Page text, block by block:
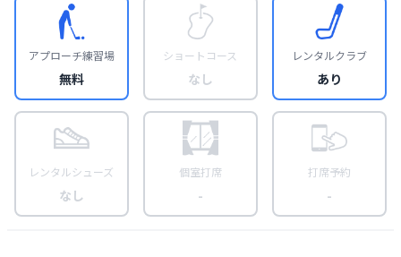
アプローチ練習場
無料
ショートコース
なし
レンタルクラブ
あり
レンタルシューズ
なし
個室打席
-
打席予約
-